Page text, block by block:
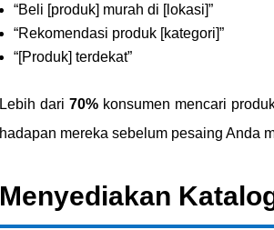
“Beli [produk] murah di [lokasi]”
“Rekomendasi produk [kategori]”
“[Produk] terdekat”
Lebih dari70% konsumen mencari
hadapan mereka sebelum pesaing Anda
Menyediakan